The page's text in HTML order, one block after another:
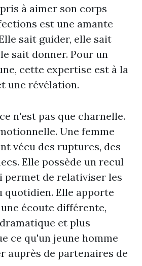
à aimer son corps
est une amante
sait guider, elle sait
sait donner. Pour un
cette expertise est à la
une révélation.
n'est pas que charnelle.
Une femme
vécu des ruptures, des
Elle possède un recul
permet de relativiser les
quotidien. Elle apporte
écoute différente,
et plus
ce qu'un jeune homme
auprès de partenaires de